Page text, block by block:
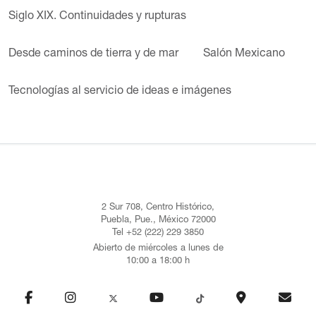
Siglo XIX. Continuidades y rupturas
Desde caminos de tierra y de mar Salón Mexicano
Tecnologías al servicio de ideas e imágenes
2 Sur 708, Centro Histórico,
Puebla, Pue., México 72000
Tel +52 (222) 229 3850
Abierto de miércoles a lunes de
10:00 a 18:00 h